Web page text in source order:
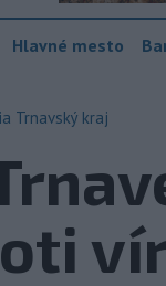
Hlavné mesto
Trnavský kraj